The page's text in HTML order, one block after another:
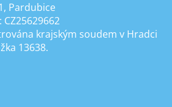
Pardubice
CZ25629662
krajským soudem v Hradci
13638.